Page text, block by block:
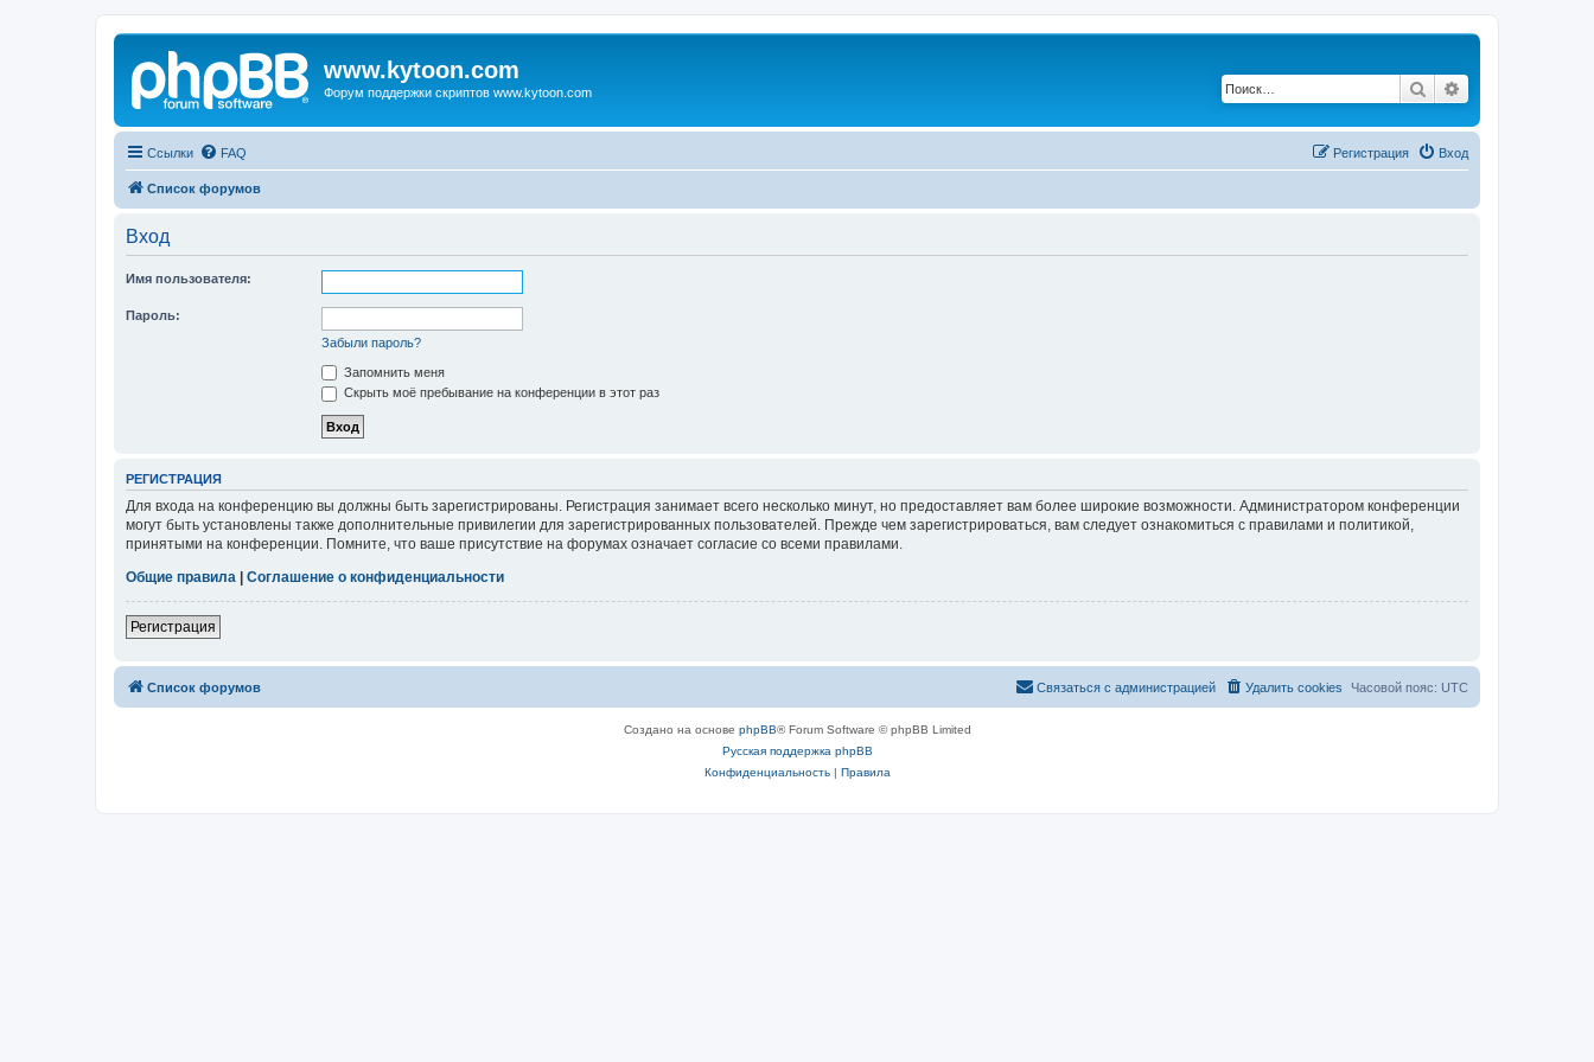
www.kytoon.com
Форум поддержки скриптов www.kytoon.com Поиск
Ссылки FAQ Вход
Регистрация
Список форумов
Вход
Имя пользователя:
Пароль:
Забыли пароль?
Запомнить меня
Скрыть моё пребывание на конференции в этот раз
РЕГИСТРАЦИЯ
Для входа на конференцию вы должны быть зарегистрированы. Регистрация занимает всего несколько минут, но предоставляет вам более широкие возможности. Администратором конференции
могут быть установлены также дополнительные привилегии для зарегистрированных пользователей. Прежде чем зарегистрироваться, вам следует ознакомиться с правилами и политикой,
принятыми на конференции. Помните, что ваше присутствие на форумах означает согласие со всеми правилами.
Общие правила
Соглашение о конфиденциальности
Регистрация
Список форумов Часовой пояс: UTC
Удалить cookies
Связаться с администрацией
Создано на основе phpBB® Forum Software © phpBB Limited
Русская поддержка phpBB
Конфиденциальность| Правила